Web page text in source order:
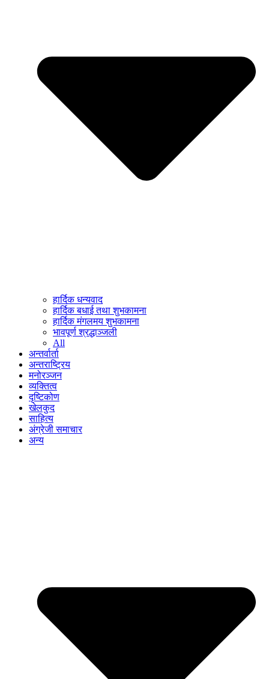
हार्दिक धन्यवाद
हार्दिक बधाई तथा शुभकामना
हार्दिक मंगलमय शुभकामना
भावपूर्ण श्रद्धाञ्जली
All
अन्तर्वार्ता
अन्तराष्ट्रिय
मनोरञ्जन
व्यक्तित्व
दृष्टिकोण
खेलकुद
साहित्य
अंग्रेजी समाचार
अन्य